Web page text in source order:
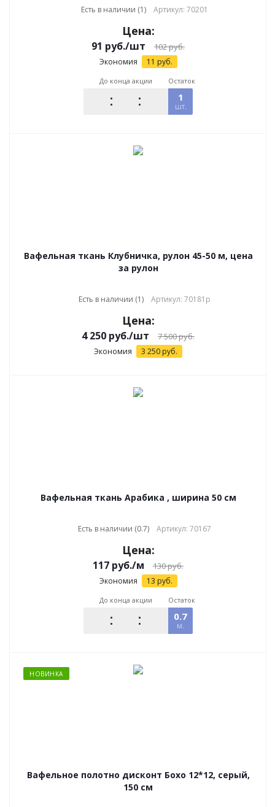
Есть в наличии (1) Артикул: 70201
Цена:
91 руб./шт 102руб.
Экономия 11 руб.
До конца акции Остаток
1
шт.
Вафельная ткань Клубничка, рулон 45-50 м, цена
за рулон
Есть в наличии (1) Артикул: 70181р
Цена:
4 250 руб./шт 7 500руб.
Экономия 3 250 руб.
Вафельная ткань Арабика , ширина 50 см
Есть в наличии (0.7) Артикул: 70167
Цена:
117 руб./м 130руб.
Экономия 13 руб.
До конца акции Остаток
0.7
м.
НОВИНКА
Вафельное полотно дисконт Бохо 12*12, серый,
150 см